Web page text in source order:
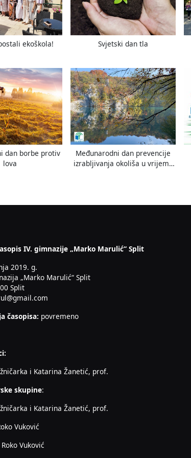
ekoškola! Svjetski dan tla
dan borbe protiv
lova
Međunarodni dan prevencije
izrabljivanja okoliša u vrijeme
IV. gimnazije „Marko Marulić“ Split
2019. g.
„Marko Marulić“ Split
Split
časopisa: povremeno
i Katarina Žanetić, prof.
skupine:
i Katarina Žanetić, prof.
Vuković
Roko Vuković